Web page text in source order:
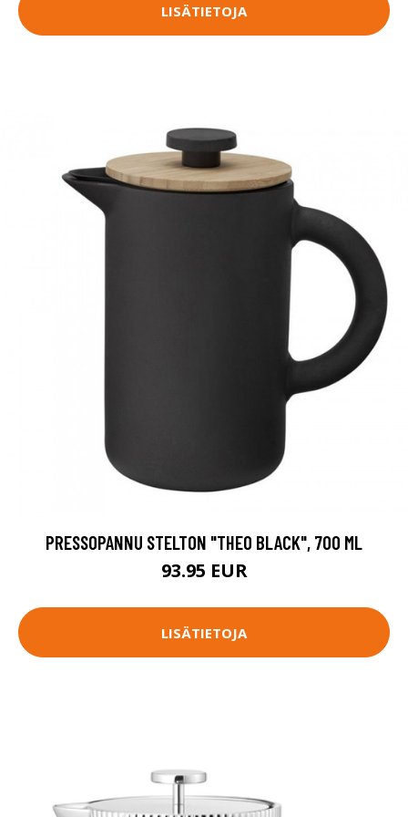
LISÄTIETOJA
PRESSOPANNU STELTON "THEO BLACK", 700 ML
93.95 EUR
LISÄTIETOJA